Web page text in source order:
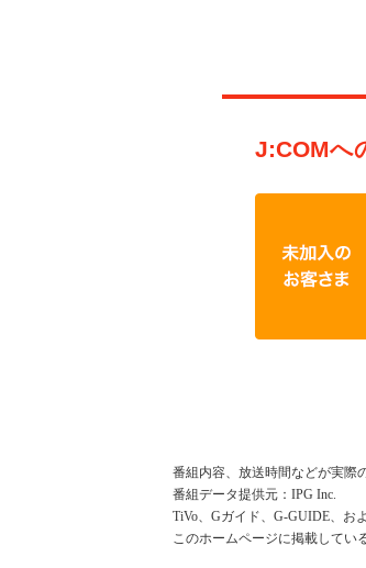
J:COMへ
番組内容、放送時間などが実際
番組データ提供元：IPG Inc.
TiVo、Gガイド、G-GUIDE、お
このホームページに掲載してい